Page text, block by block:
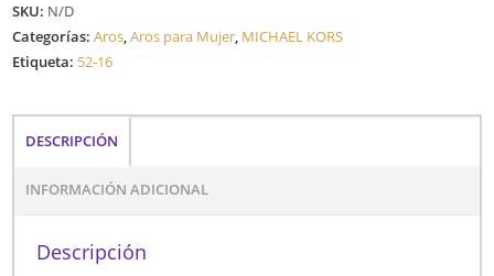
SKU: N/D
Categorías:Aros,Aros para Mujer, MICHAEL KORS
Etiqueta: 52-16
DESCRIPCIÓN
INFORMACIÓN ADICIONAL
Descripción